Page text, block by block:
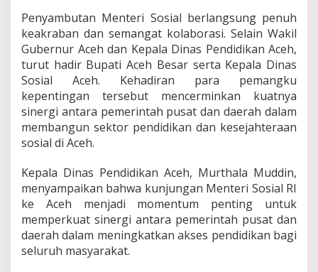
a
t
a
n
P
r
r
a
k
o
l
a
h
R
Penyambutan Menteri Sosial berlangsung penuh
keakraban dan semangat kolaborasi. Selain Wakil
Gubernur Aceh dan Kepala Dinas Pendidikan Aceh,
turut hadir Bupati Aceh Besar serta Kepala Dinas
Sosial Aceh. Kehadiran para pemangku
kepentingan tersebut mencerminkan kuatnya
sinergi antara pemerintah pusat dan daerah dalam
membangun sektor pendidikan dan kesejahteraan
sosial di Aceh.
Kepala Dinas Pendidikan Aceh, Murthala Muddin,
menyampaikan bahwa kunjungan Menteri Sosial RI
ke Aceh menjadi momentum penting untuk
memperkuat sinergi antara pemerintah pusat dan
daerah dalam meningkatkan akses pendidikan bagi
seluruh masyarakat.